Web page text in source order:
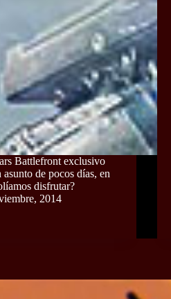
Battlefront exclusivo
de pocos días, en
disfrutar?
2014